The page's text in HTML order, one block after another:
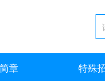
章 特殊